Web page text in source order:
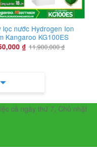
lọc nước Hydrogen Ion
Kangaroo KG100ES
₫ 11,900,000₫
cả ngày thứ 7, Chủ nhật